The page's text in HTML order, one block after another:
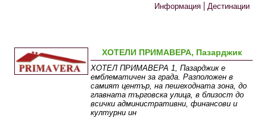
Информация
Дестинации
ХОТЕЛИ ПРИМАВЕРА, Пазарджик
ХОТЕЛ ПРИМАВЕРА 1, Пазарджик е
емблематичен за града. Разположен в
самият център, на пешеходната зона, до
главната търговска улица, в близост до
всички административни, финансови и
културни ин